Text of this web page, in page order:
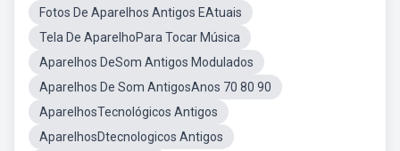
Fotos De Aparelhos Antigos EAtuais
Tela De AparelhoPara Tocar Música
Aparelhos DeSom Antigos Modulados
Aparelhos De Som AntigosAnos 70 80 90
AparelhosTecnológicos Antigos
AparelhosDtecnologicos Antigos